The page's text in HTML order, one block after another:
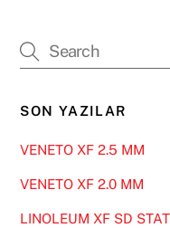
SON YAZILAR
VENETO XF 2.5 MM
VENETO XF 2.0 MM
LINOLEUM XF SD